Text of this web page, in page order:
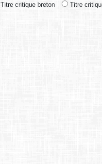
Titre critique breton Titre